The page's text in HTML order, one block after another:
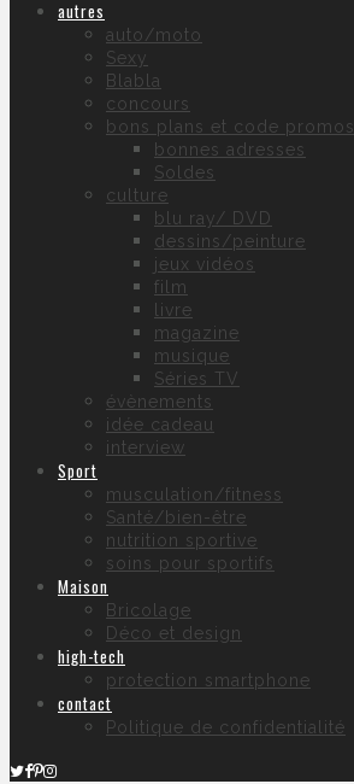
autres
auto/moto
Sexy
Blabla
concours
bons plans et code promos
bonnes adresses
Soldes
culture
blu ray/ DVD
dessins/peinture
jeux vidéos
film
livre
magazine
musique
Séries TV
évènements
idée cadeau
interview
Sport
musculation/fitness
Santé/bien-être
nutrition sportive
soins pour sportifs
Maison
Bricolage
Déco et design
high-tech
protection smartphone
contact
Politique de confidentialité